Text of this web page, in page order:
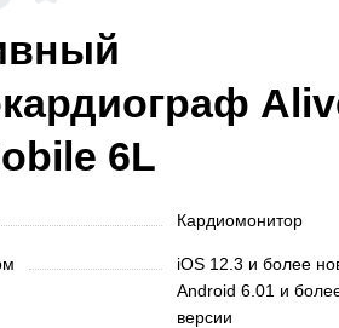
6L
Кардиомонитор
iOS 12.3 и более
Android 6.01 и
версии